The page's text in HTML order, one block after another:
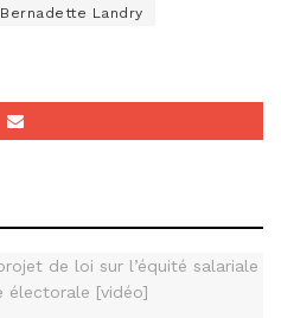
Bernadette Landry